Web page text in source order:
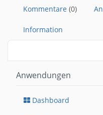
Kommentare (0)
Information
Anwendungen
Dashboard